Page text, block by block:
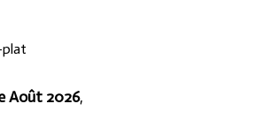
plat
Août 2026,